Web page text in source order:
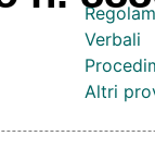
Verbali
Altri